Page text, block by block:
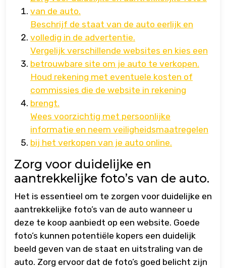
van de auto.
Beschrijf de staat van de auto eerlijk en
volledig in de advertentie.
Vergelijk verschillende websites en kies een
betrouwbare site om je auto te verkopen.
Houd rekening met eventuele kosten of
commissies die de website in rekening
brengt.
Wees voorzichtig met persoonlijke
informatie en neem veiligheidsmaatregelen
bij het verkopen van je auto online.
Zorg voor duidelijke en
aantrekkelijke foto’s van de auto.
Het is essentieel om te zorgen voor duidelijke en
aantrekkelijke foto’s van de auto wanneer u
deze te koop aanbiedt op een website. Goede
foto’s kunnen potentiële kopers een duidelijk
beeld geven van de staat en uitstraling van de
auto. Zorg ervoor dat de foto’s goed belicht zijn